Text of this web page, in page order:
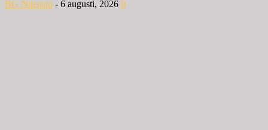
BG Nilensjö - 6 augusti, 2026 0